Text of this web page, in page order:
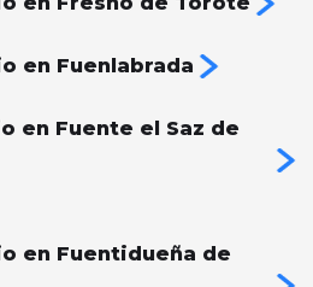
en Fuenlabrada
en Fuente el Saz de
en Fuentidueña de